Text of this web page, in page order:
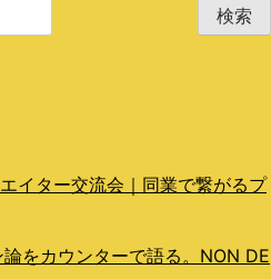
イター交流会｜同業で繋がるプ
論をカウンターで語る。NON DE